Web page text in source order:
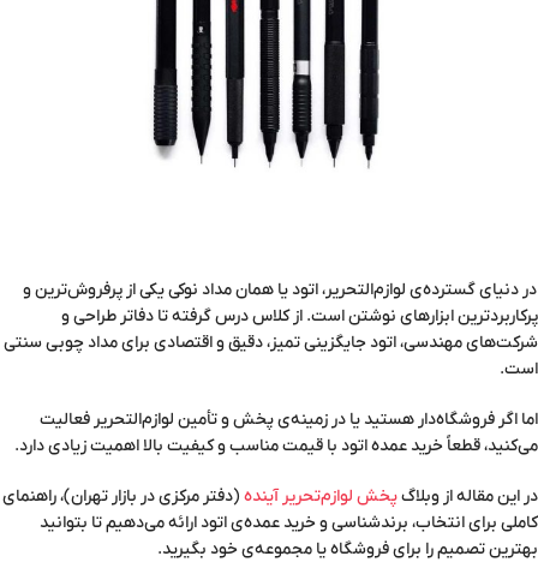
در دنیای گسترده‌ی لوازم‌التحریر، اتود یا همان مداد نوکی یکی از پرفروش‌ترین و
پرکاربردترین ابزارهای نوشتن است. از کلاس درس گرفته تا دفاتر طراحی و
شرکت‌های مهندسی، اتود جایگزینی تمیز، دقیق و اقتصادی برای مداد چوبی سنتی
است.
اما اگر فروشگاه‌دار هستید یا در زمینه‌ی پخش و تأمین لوازم‌التحریر فعالیت
می‌کنید، قطعاً خرید عمده اتود با قیمت مناسب و کیفیت بالا اهمیت زیادی دارد.
در این مقاله از وبلاگپخش لوازم‌تحریر آینده (دفتر مرکزی در بازار تهران)، راهنمای
کاملی برای انتخاب، برندشناسی و خرید عمده‌ی اتود ارائه می‌دهیم تا بتوانید
بهترین تصمیم را برای فروشگاه یا مجموعه‌ی خود بگیرید.